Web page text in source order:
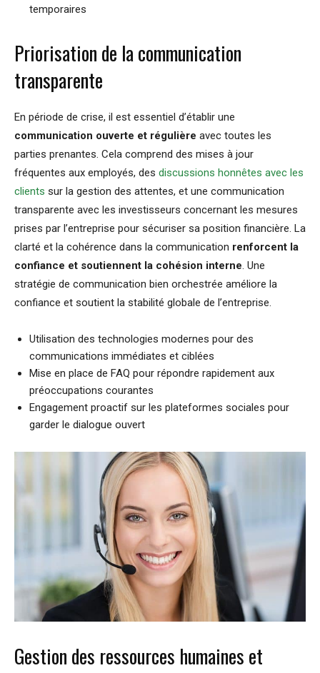
temporaires
Priorisation de la communication
transparente
En période de crise, il est essentiel d’établir une
communication ouverte et régulière avec toutes les
parties prenantes. Cela comprend des mises à jour
fréquentes aux employés, des discussions honnêtes avec les
clients sur la gestion des attentes, et une communication
transparente avec les investisseurs concernant les mesures
prises par l’entreprise pour sécuriser sa position financière. La
clarté et la cohérence dans la communication renforcent la
confiance et soutiennent la cohésion interne. Une
stratégie de communication bien orchestrée améliore la
confiance et soutient la stabilité globale de l’entreprise.
Utilisation des technologies modernes pour des
communications immédiates et ciblées
Mise en place de FAQ pour répondre rapidement aux
préoccupations courantes
Engagement proactif sur les plateformes sociales pour
garder le dialogue ouvert
Gestion des ressources humaines et